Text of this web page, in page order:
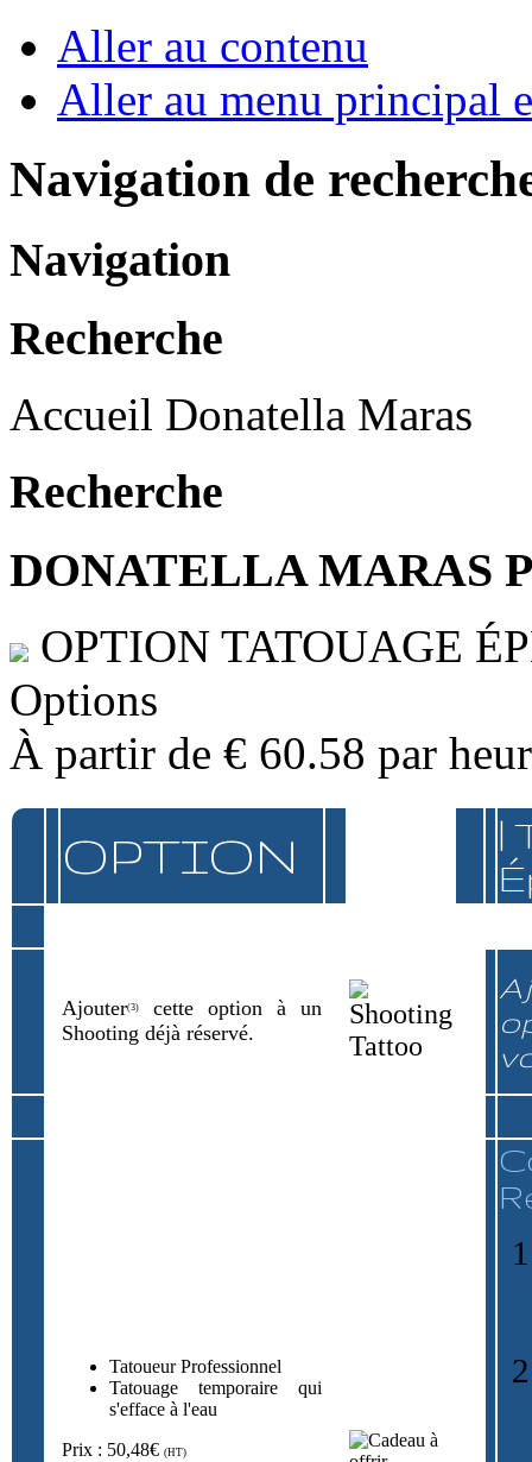
Aller au contenu
Aller au menu principal
Navigation de
Navigation
Recherche
Accueil Donatella Maras
Recherche
DONATELLA MARAS
OPTION TATOUAGE
Options
À partir de € 60.58 par
OPTION
|
Ajouter(3)
cette option à un
Shooting déjà réservé.
Tatoueur Professionnel
Tatouage temporaire qui
s'efface à l'eau
Prix : 50,48€ (HT)